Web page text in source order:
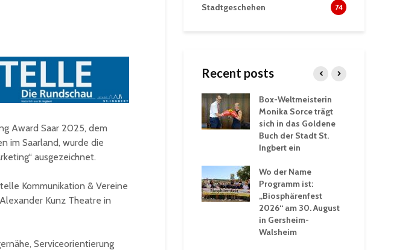
Award Saar 2025, dem
im Saarland, wurde die
ausgezeichnet.
Kommunikation & Vereine
Kunz Theatre in
Serviceorientierung
Stadtgeschehen 74
Recent posts
Dengmert
Kinder und
strahlte
erneut
Kino zeigt
Drei
Stadt St. Ingbert sorgt
Box-Weltmeisterin
Monika Sorce trägt
sich in das Goldene
Buch der Stadt St.
Ingbert ein
Wo der Name
Programm ist:
„Biosphärenfest
2026“ am 30. August
in Gersheim-
Walsheim